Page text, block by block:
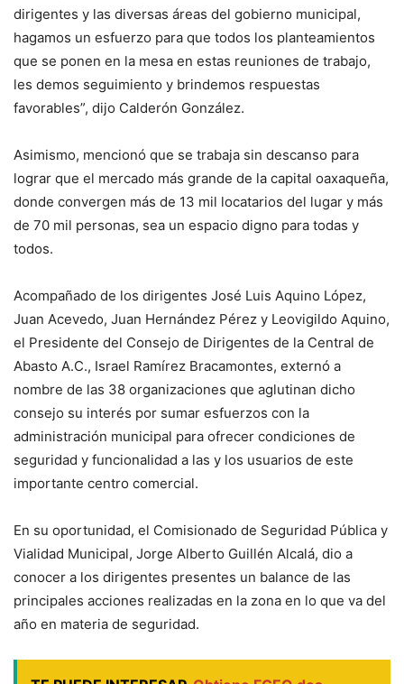
dirigentes y las diversas áreas del gobierno municipal,
hagamos un esfuerzo para que todos los planteamientos
que se ponen en la mesa en estas reuniones de trabajo,
les demos seguimiento y brindemos respuestas
favorables”, dijo Calderón González.
Asimismo, mencionó que se trabaja sin descanso para
lograr que el mercado más grande de la capital oaxaqueña,
donde convergen más de 13 mil locatarios del lugar y más
de 70 mil personas, sea un espacio digno para todas y
todos.
Acompañado de los dirigentes José Luis Aquino López,
Juan Acevedo, Juan Hernández Pérez y Leovigildo Aquino,
el Presidente del Consejo de Dirigentes de la Central de
Abasto A.C., Israel Ramírez Bracamontes, externó a
nombre de las 38 organizaciones que aglutinan dicho
consejo su interés por sumar esfuerzos con la
administración municipal para ofrecer condiciones de
seguridad y funcionalidad a las y los usuarios de este
importante centro comercial.
En su oportunidad, el Comisionado de Seguridad Pública y
Vialidad Municipal, Jorge Alberto Guillén Alcalá, dio a
conocer a los dirigentes presentes un balance de las
principales acciones realizadas en la zona en lo que va del
año en materia de seguridad.